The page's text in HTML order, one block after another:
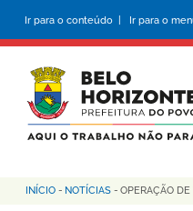
conteúdo
principal
Ir para o conteúdo | Ir para o
Trilha
INÍCIO - NOTÍCIAS - OPERAÇÃO